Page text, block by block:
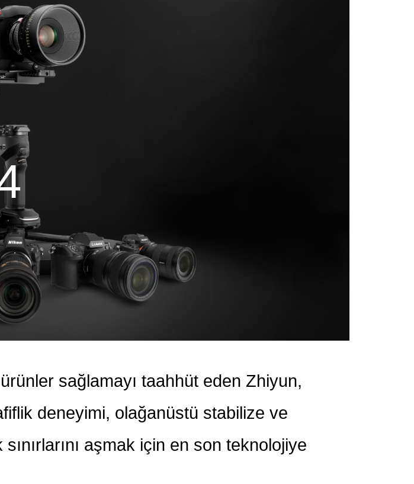
sağlamayı taahhüt eden Zhiyun,
deneyimi, olağanüstü stabilize ve
aşmak için en son teknolojiye